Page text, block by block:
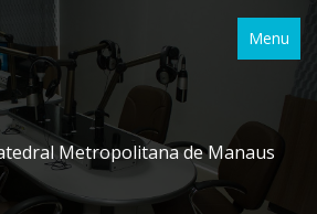
Menu
Metropolitana de Manaus